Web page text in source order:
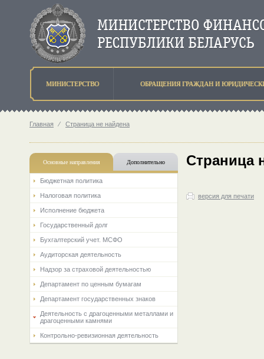
МИНИСТЕРСТВО ОБРАЩЕНИЯ ГРАЖДАН И
Главная ⁄ Страница не найдена
Основные направления Дополнительно
Бюджетная политика
Налоговая политика
Исполнение бюджета
Государственный долг
Бухгалтерский учет. МСФО
Аудиторская деятельность
Надзор за страховой деятельностью
Департамент по ценным бумагам
Департамент государственных знаков
Деятельность с драгоценными металлами и
драгоценными камнями
Контрольно-ревизионная деятельность
Страница
версия для печати